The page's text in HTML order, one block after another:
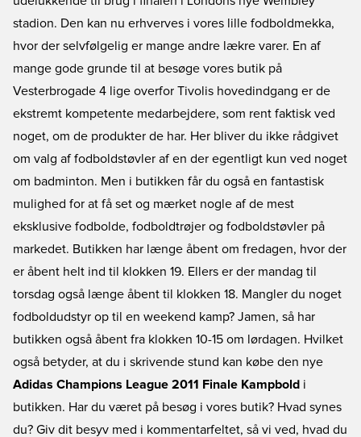
stadion. Den kan nu erhverves i vores lille fodboldmekka,
hvor der selvfølgelig er mange andre lækre varer. En af
mange gode grunde til at besøge vores butik på
Vesterbrogade 4 lige overfor Tivolis hovedindgang er de
ekstremt kompetente medarbejdere, som rent faktisk ved
noget, om de produkter de har. Her bliver du ikke rådgivet
om valg af fodboldstøvler af en der egentligt kun ved noget
om badminton. Men i butikken får du også en fantastisk
mulighed for at få set og mærket nogle af de mest
eksklusive fodbolde, fodboldtrøjer og fodboldstøvler på
markedet. Butikken har længe åbent om fredagen, hvor der
er åbent helt ind til klokken 19. Ellers er der mandag til
torsdag også længe åbent til klokken 18. Mangler du noget
fodboldudstyr op til en weekend kamp? Jamen, så har
butikken også åbent fra klokken 10-15 om lørdagen. Hvilket
også betyder, at du i skrivende stund kan købe den nye
Adidas Champions League 2011 Finale Kampbold i
butikken. Har du været på besøg i vores butik? Hvad synes
du? Giv dit besyv med i kommentarfeltet, så vi ved, hvad du